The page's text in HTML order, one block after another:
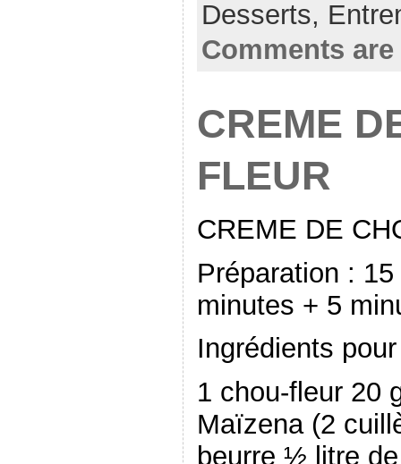
Desserts,
Comments
CREME
FLEUR
CREME DE
Préparation :
minutes + 5
Ingrédients
1 chou-fleur 20
Maïzena (2
beurre ½ litre